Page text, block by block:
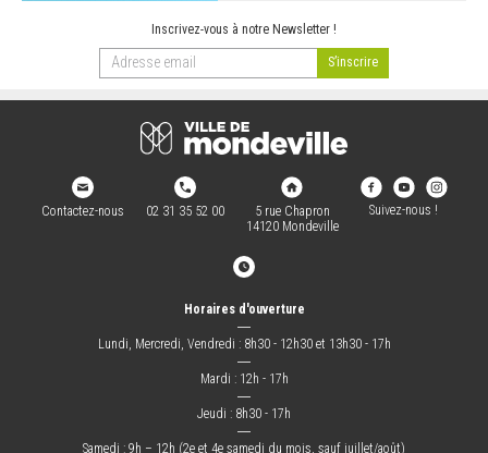
Inscrivez-vous à notre Newsletter !
Contactez-nous 02 31 35 52 00
5 rue Chapron
14120 Mondeville
Suivez-nous !
Horaires d'ouverture
―
Lundi, Mercredi, Vendredi : 8h30 - 12h30 et 13h30 - 17h
―
Mardi : 12h - 17h
―
Jeudi : 8h30 - 17h
―
Samedi : 9h – 12h (2e et 4e samedi du mois, sauf juillet/août)